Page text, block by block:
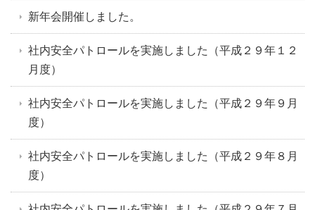
新年会開催しました。
社内安全パトロールを実施しました（平成２９年１２
月度）
社内安全パトロールを実施しました（平成２９年９月
度）
社内安全パトロールを実施しました（平成２９年８月
度）